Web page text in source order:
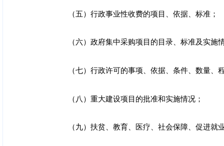
（五）行政事业性收费的项目、依据、标准；
（六）政府集中采购项目的目录、标准及实施
（七）行政许可的事项、依据、条件、数量
（八）重大建设项目的批准和实施情况；
（九）扶贫、教育、医疗、社会保障、促进